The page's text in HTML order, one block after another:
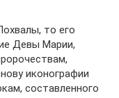
то его
Девы Марии,
иконографии
составленного